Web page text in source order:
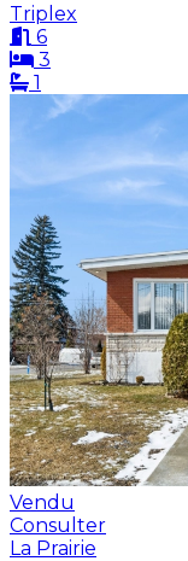
Triplex
6
3
1
Vendu
Consulter
La Prairie